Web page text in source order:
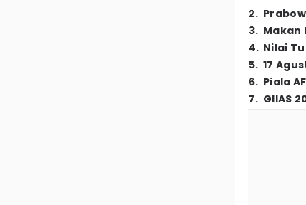
2.
3. Makan
4. Nilai
5. 17
6. Piala
7. GIIAS